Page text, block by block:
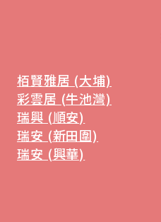
栢賢雅居 (大埔)
彩雲居 (牛池灣)
瑞興 (順安)
瑞安 (新田圍)
瑞安 (興華)